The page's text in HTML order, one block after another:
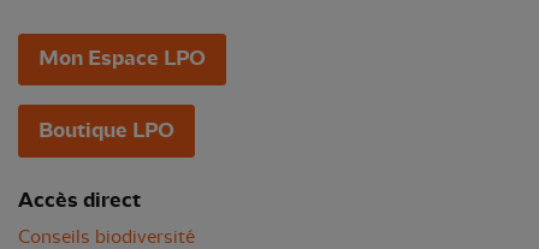
Mon Espace LPO
Boutique LPO
Accès direct
Conseils biodiversité